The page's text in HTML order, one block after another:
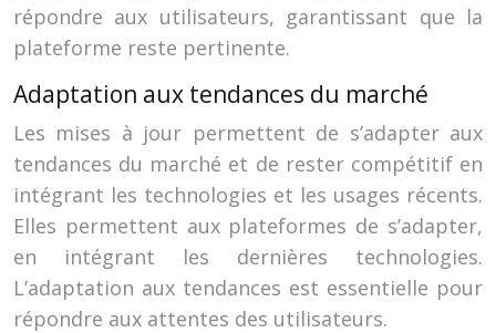
répondre aux utilisateurs, garantissant que la
plateforme reste pertinente.
Adaptation aux tendances du marché
Les mises à jour permettent de s’adapter aux
tendances du marché et de rester compétitif en
intégrant les technologies et les usages récents.
Elles permettent aux plateformes de s’adapter,
en intégrant les dernières technologies.
L’adaptation aux tendances est essentielle pour
répondre aux attentes des utilisateurs.